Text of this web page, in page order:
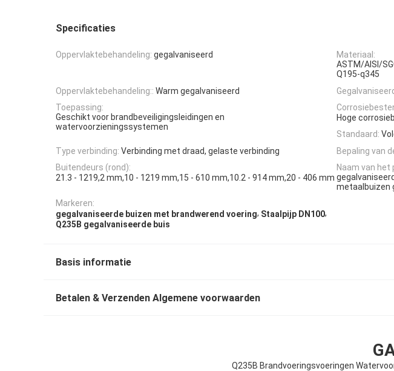
Specificaties
Oppervlaktebehandeling: gegalvaniseerd
Materiaal:
ASTM/AISI/
Q195-q345
Oppervlaktebehandeling:: Warm gegalvaniseerd
Toepassing:
Geschikt voor brandbeveiligingsleidingen en
watervoorzieningssystemen
Hoge
Standaard:
Type verbinding: Verbinding met draad, gelaste verbinding Bepaling van
Buitendeurs (rond):
21.3 - 1219,2 mm,10 - 1219 mm,15 - 610 mm,10.2 - 914 mm,20 - 406 mm
Naam van het
metaalbuizen
Markeren:
gegalvaniseerde buizen met brandwerend voering, Staalpijp DN100,
Q235B gegalvaniseerde buis
Basis informatie
Betalen & Verzenden Algemene voorwaarden
Q235B Brandvoeringsvoeringen